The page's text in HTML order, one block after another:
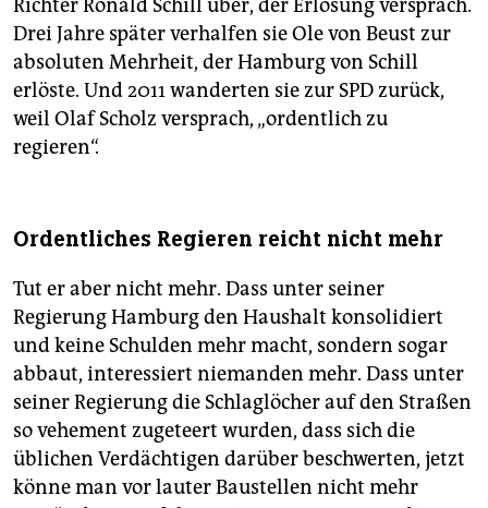
Richter Ronald Schill über, der Erlösung versprach.
Drei Jahre später verhalfen sie Ole von Beust zur
absoluten Mehrheit, der Hamburg von Schill
erlöste. Und 2011 wanderten sie zur SPD zurück,
weil Olaf Scholz versprach, „ordentlich zu
regieren“.
Ordentliches Regieren reicht nicht mehr
Tut er aber nicht mehr. Dass unter seiner
Regierung Hamburg den Haushalt konsolidiert
und keine Schulden mehr macht, sondern sogar
abbaut, interessiert niemanden mehr. Dass unter
seiner Regierung die Schlaglöcher auf den Straßen
so vehement zugeteert wurden, dass sich die
üblichen Verdächtigen darüber beschwerten, jetzt
könne man vor lauter Baustellen nicht mehr